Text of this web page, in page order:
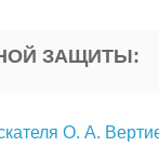
ЗАЩИТЫ:
О. А.